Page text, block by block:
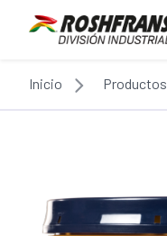
Inicio Productos